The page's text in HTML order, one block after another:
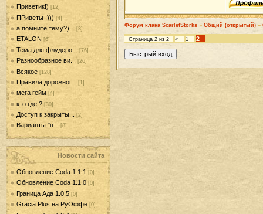
Приветик!) [12]
ПРиветы :))) [4]
а помните тему?)... [3]
ETALON [6]
Тема для флудеро... [76]
Разнообразное ви... [26]
Всякое [128]
Правила дорожног... [1]
мега гейм [4]
кто где ? [30]
Доступ к закрыты... [2]
Варианты "п... [8]
Новости сайта
Обновление Coda 1.1.1 [0]
Обновление Coda 1.1.0 [0]
Граница Ада 1.0.5 [0]
Gracia Plus на РуОффе [0]
Форум клана ScarletStorks » Общий (открытый) »
Страница 2 из 2 « 1 2